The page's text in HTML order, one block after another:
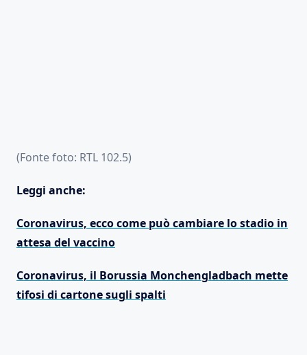
(Fonte foto: RTL 102.5)
Leggi anche:
Coronavirus, ecco come può cambiare lo stadio in
attesa del vaccino
Coronavirus, il Borussia Monchengladbach mette
tifosi di cartone sugli spalti